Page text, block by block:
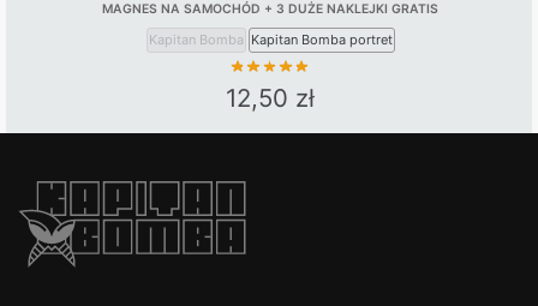
MAGNES NA SAMOCHÓD + 3 DUŻE NAKLEJKI GRATIS
Kapitan Bomba Kapitan Bomba portret
12,50 zł
This